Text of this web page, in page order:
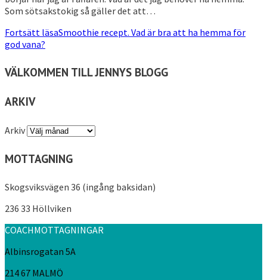
Som sötsakstokig så gäller det att…
Fortsätt läsaSmoothie recept. Vad är bra att ha hemma för
god vana?
VÄLKOMMEN TILL JENNYS BLOGG
ARKIV
Arkiv
MOTTAGNING
Skogsviksvägen 36 (ingång baksidan)
236 33 Höllviken
COACHMOTTAGNINGAR
Albinsrogatan 5A
214 67 MALMÖ